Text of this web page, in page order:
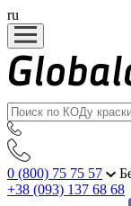
ru
0 (800) 75 75 57
+38 (093) 137 68 68